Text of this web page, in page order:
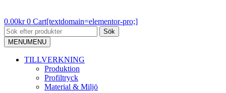
0.00kr 0 Cart[textdomain=elementor-pro;]
Sök
MENUMENU
TILLVERKNING
Produktion
Profiltryck
Material & Miljö